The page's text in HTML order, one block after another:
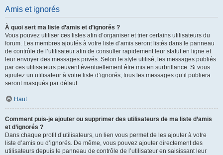
Amis et ignorés
À quoi sert ma liste d’amis et d’ignorés ?
Vous pouvez utiliser ces listes afin d’organiser et trier certains utilisateurs du
forum. Les membres ajoutés à votre liste d’amis seront listés dans le panneau
de contrôle de l’utilisateur afin de consulter rapidement leur statut en ligne et
leur envoyer des messages privés. Selon le style utilisé, les messages publiés
par ces utilisateurs peuvent éventuellement être mis en surbrillance. Si vous
ajoutez un utilisateur à votre liste d’ignorés, tous les messages qu’il publiera
seront masqués par défaut.
Haut
Comment puis-je ajouter ou supprimer des utilisateurs de ma liste d’amis
et d’ignorés ?
Dans chaque profil d’utilisateurs, un lien vous permet de les ajouter à votre
liste d’amis ou d’ignorés. De même, vous pouvez ajouter directement des
utilisateurs depuis le panneau de contrôle de l’utilisateur en saisissant leur